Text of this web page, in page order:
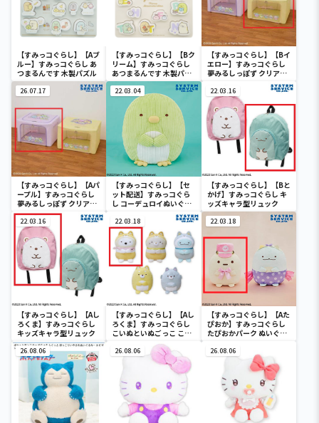
【すみっコぐらし】【Aブ
ルー】すみっコぐらし あ
つまるんです 木製パズル
【すみっコぐらし】【Bク
リーム】すみっコぐらし
あつまるんです 木製パズ
ル
【すみっコぐらし】【Bイ
エロー】すみっコぐらし
夢みるしっぽず クリア窓
26.07.17
【すみっコぐらし】【Aパ
ープル】すみっコぐらし
夢みるしっぽず クリア窓
付き収納ボックス
22.03.04
【すみっコぐらし】【セ
ット配送】すみっコぐら
し コーデュロイぬいぐる
みXL プレミアム ぺんぎ
ん？
22.03.16
【すみっコぐらし】【Bと
かげ】すみっコぐらし キ
ッズキャラ型リュック
22.03.16
【すみっコぐらし】【Aし
ろくま】すみっコぐらし
キッズキャラ型リュック
22.03.18
【すみっコぐらし】【Aし
ろくま】すみっコぐらし
こいぬといぬごっこ ころ
っとぬいぐるみ
22.03.18
【すみっコぐらし】【Aた
ぴおか】すみっコぐらし
たぴおかパーク ぬいぐる
26.08.06 26.08.06 26.08.06